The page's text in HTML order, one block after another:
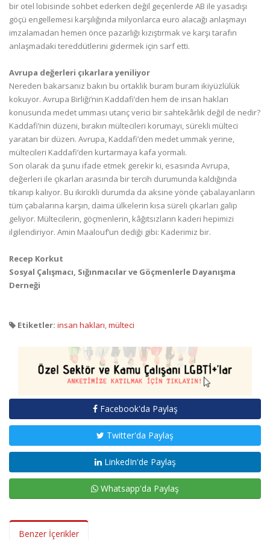
bir otel lobisinde sohbet ederken değil geçenlerde AB ile yasadışı
göçü engellemesi karşılığında milyonlarca euro alacağı anlaşmayı
imzalamadan hemen önce pazarlığı kızıştırmak ve karşı tarafın
anlaşmadaki tereddütlerini gidermek için sarf etti.
Avrupa değerleri çıkarlara yeniliyor
Nereden bakarsanız bakın bu ortaklık buram buram ikiyüzlülük
kokuyor. Avrupa Birliği’nin Kaddafi’den hem de insan hakları
konusunda medet umması utanç verici bir sahtekârlık değil de nedir?
Kaddafi’nin düzeni, bırakın mültecileri korumayı, sürekli mülteci
yaratan bir düzen. Avrupa, Kaddafi’den medet ummak yerine,
mültecileri Kaddafi’den kurtarmaya kafa yormalı.
Son olarak da şunu ifade etmek gerekir ki, esasında Avrupa,
değerleri ile çıkarları arasında bir tercih durumunda kaldığında
tıkanıp kalıyor. Bu ikircikli durumda da aksine yönde çabalayanların
tüm çabalarına karşın, daima ülkelerin kısa süreli çıkarları galip
geliyor. Mültecilerin, göçmenlerin, kâğıtsızların kaderi hepimizi
ilgilendiriyor. Amin Maalouf’un dediği gibi: Kaderimiz bir.
Recep Korkut
Sosyal Çalışmacı, Sığınmacılar ve Göçmenlerle Dayanışma
Derneği
Etiketler: insan hakları,mülteci
Facebook'da Paylaş
Twitter'da Paylaş
LinkedIn'de Paylaş
Whatsapp'da Paylaş
Benzer İçerikler